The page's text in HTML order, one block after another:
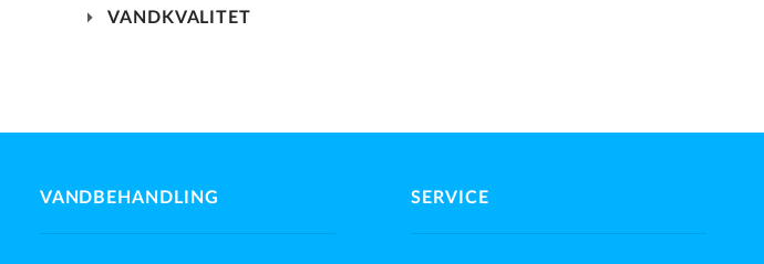
arrow_drop_down VANDKVALITET
VANDBEHANDLING SERVICE